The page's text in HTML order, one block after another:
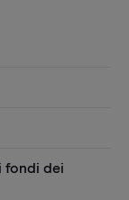
e
Reuters
di
fondi dei